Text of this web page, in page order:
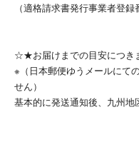
（適格請求書発行事業者登
☆★お届けまでの目安につ
※（日本郵便ゆうメールにて
せん）
基本的に発送通知後、九州